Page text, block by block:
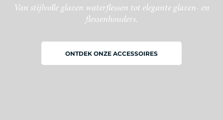
Van stijlvolle glazen waterflessen tot elegante glazen- en
flessenhouders.
ONTDEK ONZE ACCESSOIRES